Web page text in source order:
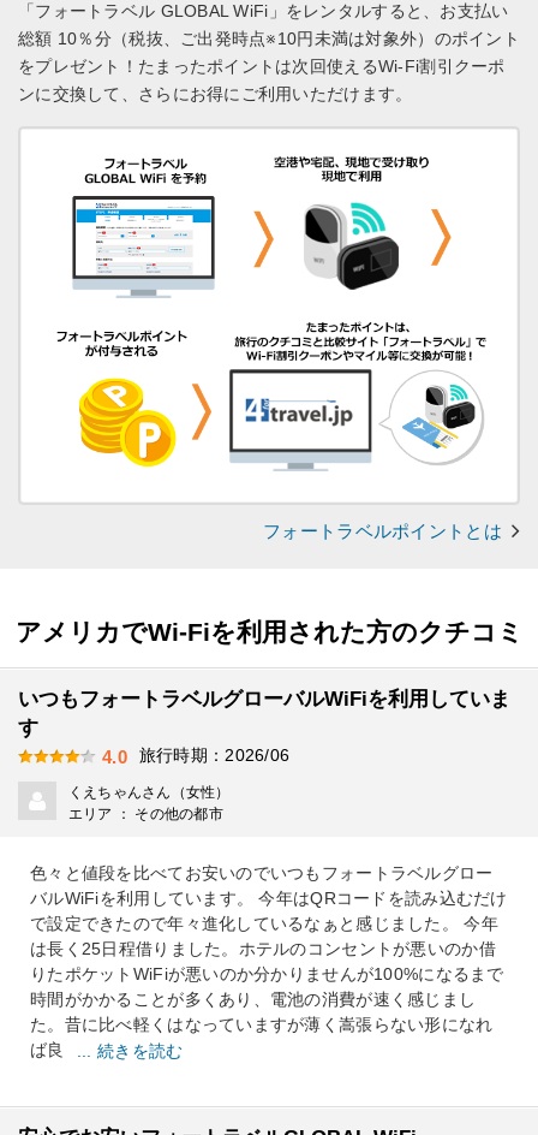
「フォートラベル GLOBAL WiFi」をレンタルすると、お支払い
総額 10％分（税抜、ご出発時点※10円未満は対象外）のポイント
をプレゼント！ たまったポイントは次回使えるWi-Fi割引クーポ
ンに交換して、さらにお得にご利用いただけます。
フォートラベルポイントとは
アメリカでWi-Fiを利用された方のクチコミ
いつもフォートラベルグローバルWiFiを利用していま
す
4.0 旅行時期：2026/06
くえちゃんさん（女性）
エリア ： その他の都市
色々と値段を比べてお安いのでいつもフォートラベルグロー
バルWiFiを利用しています。 今年はQRコードを読み込むだけ
で設定できたので年々進化しているなぁと感じました。 今年
は長く25日程借りました。ホテルのコンセントが悪いのか借
りたポケットWiFiが悪いのか分かりませんが100%になるまで
時間がかかることが多くあり、電池の消費が速く感じまし
た。昔に比べ軽くはなっていますが薄く嵩張らない形になれ
ば良
... 続きを読む